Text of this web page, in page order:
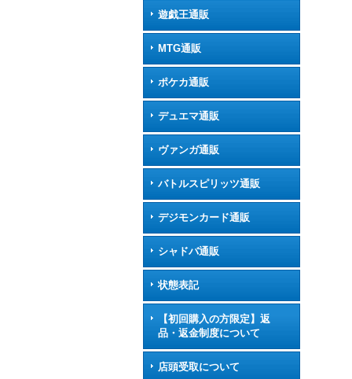
遊戯王通販
MTG通販
ポケカ通販
デュエマ通販
ヴァンガ通販
バトルスピリッツ通販
デジモンカード通販
シャドバ通販
状態表記
【初回購入の方限定】返
品・返金制度について
店頭受取について